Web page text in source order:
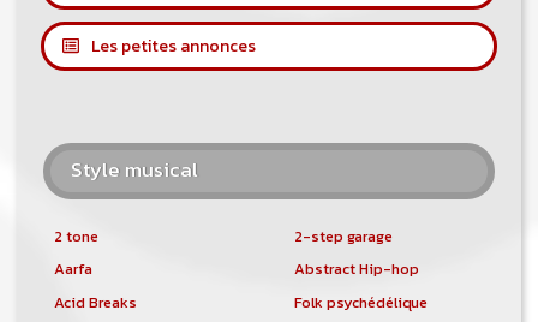
Les petites annonces
Style musical
2 tone
2-step garage
Aarfa
Abstract Hip-hop
Acid Breaks
Folk psychédélique